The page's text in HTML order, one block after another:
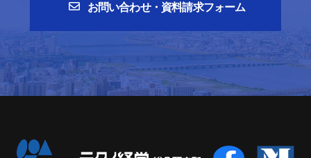
お問い合わせ・資料請求フォーム